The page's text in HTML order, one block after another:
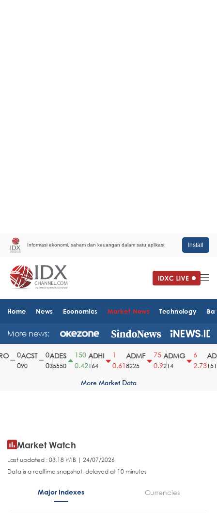
Informasi ekonomi, saham dan keuangan dalam satu aplikasi. Install
Home News Economics Market News Technology
More news:
ACST
90
ADES
35550
150
0.42
ADHI
164
0.61
ADMF
8225
75
0.9
ADMG
214
2.731510
More Market Data
Market Watch
Last updated : 03.18 WIB | 24/07/2026
Data is a realtime snapshot, delayed at 10 minutes
Major Indexes Currencies